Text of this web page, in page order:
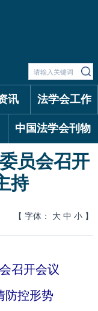
讯 法学会工作
中国法学会刊物
员会召开
持
【 字体： 大 中 小 】
召开会议
防控形势